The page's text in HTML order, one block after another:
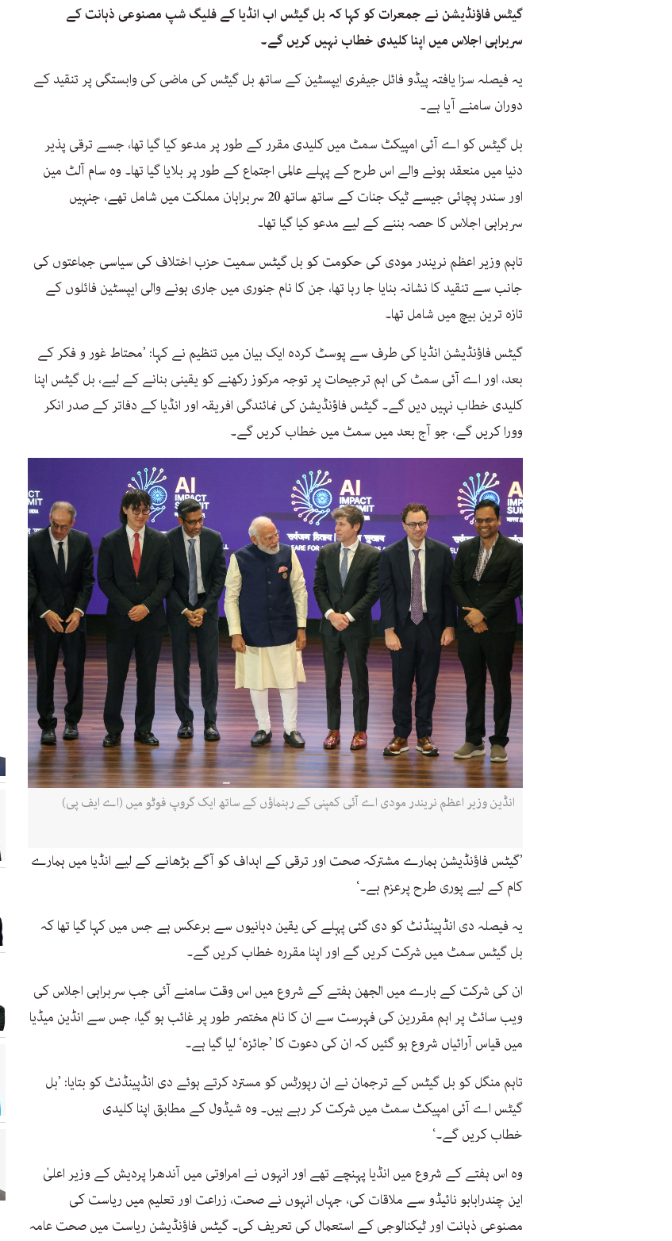
گیٹس فاؤنڈیشن نے جمعرات کو کہا کہ بل گیٹس اب انڈیا کے فلیگ شپ مصنوعی ذہانت کے
سربراہی اجلاس میں اپنا کلیدی خطاب نہیں کریں گے۔
یہ فیصلہ سزا یافتہ پیڈو فائل جیفری ایپسٹین کے ساتھ بل گیٹس کی ماضی کی وابستگی پر تنقید کے
دوران سامنے آیا ہے۔
بل گیٹس کو اے آئی امپیکٹ سمٹ میں کلیدی مقرر کے طور پر مدعو کیا گیا تھا، جسے ترقی پذیر
دنیا میں منعقد ہونے والے اس طرح کے پہلے عالمی اجتماع کے طور پر بلایا گیا تھا۔ وہ سام آلٹ مین
اور سندر پچائی جیسے ٹیک جنات کے ساتھ ساتھ 20 سربراہان مملکت میں شامل تھے، جنہیں
سربراہی اجلاس کا حصہ بننے کے لیے مدعو کیا گیا تھا۔
تاہم وزیر اعظم نریندر مودی کی حکومت کو بل گیٹس سمیت حزب اختلاف کی سیاسی جماعتوں کی
جانب سے تنقید کا نشانہ بنایا جا رہا تھا، جن کا نام جنوری میں جاری ہونے والی ایپسٹین فائلوں کے
تازہ ترین بیچ میں شامل تھا۔
گیٹس فاؤنڈیشن انڈیا کی طرف سے پوسٹ کردہ ایک بیان میں تنظیم نے کہا: ’محتاط غور و فکر کے
بعد، اور اے آئی سمٹ کی اہم ترجیحات پر توجہ مرکوز رکھنے کو یقینی بنانے کے لیے، بل گیٹس اپنا
کلیدی خطاب نہیں دیں گے۔ گیٹس فاؤنڈیشن کی نمائندگی افریقہ اور انڈیا کے دفاتر کے صدر انکر
وورا کریں گے، جو آج بعد میں سمٹ میں خطاب کریں گے۔
انڈین وزیر اعظم نریندر مودی اے آئی کمپنی کے رہنماؤں کے ساتھ ایک گروپ فوٹو میں (اے ایف پی)
’گیٹس فاؤنڈیشن ہمارے مشترکہ صحت اور ترقی کے اہداف کو آگے بڑھانے کے لیے انڈیا میں ہمارے
کام کے لیے پوری طرح پرعزم ہے۔‘
یہ فیصلہ دی انڈپینڈنٹ کو دی گئی پہلے کی یقین دہانیوں سے برعکس ہے جس میں کہا گیا تھا کہ
بل گیٹس سمٹ میں شرکت کریں گے اور اپنا مقررہ خطاب کریں گے۔
ان کی شرکت کے بارے میں الجھن ہفتے کے شروع میں اس وقت سامنے آئی جب سربراہی اجلاس کی
ویب سائٹ پر اہم مقررین کی فہرست سے ان کا نام مختصر طور پر غائب ہو گیا، جس سے انڈین میڈیا
میں قیاس آرائیاں شروع ہو گئیں کہ ان کی دعوت کا ’جائزہ‘ لیا گیا ہے۔
تاہم منگل کو بل گیٹس کے ترجمان نے ان رپورٹس کو مسترد کرتے ہوئے دی انڈپینڈنٹ کو بتایا: ’بل
گیٹس اے آئی امپیکٹ سمٹ میں شرکت کر رہے ہیں۔ وہ شیڈول کے مطابق اپنا کلیدی
خطاب کریں گے۔‘
وہ اس ہفتے کے شروع میں انڈیا پہنچے تھے اور انہوں نے امراوتی میں آندھرا پردیش کے وزیر اعلیٰ
این چندرابابو نائیڈو سے ملاقات کی، جہاں انہوں نے صحت، زراعت اور تعلیم میں ریاست کی
مصنوعی ذہانت اور ٹیکنالوجی کے استعمال کی تعریف کی۔ گیٹس فاؤنڈیشن ریاست میں صحت عامہ